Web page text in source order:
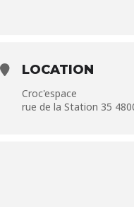
LOCATION
Croc'espace
rue de la Station 35